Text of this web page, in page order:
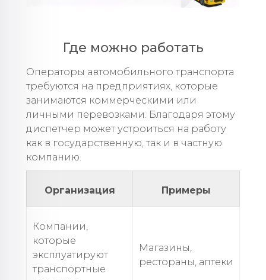
Где можно работать
Операторы автомобильного транспорта
требуются на предприятиях, которые
занимаются коммерческими или
личными перевозками. Благодаря этому
диспетчер может устроиться на работу
как в государственную, так и в частную
компанию.
Организация Примеры
Компании,
которые
эксплуатируют
транспортные
Магазины,
рестораны, аптеки